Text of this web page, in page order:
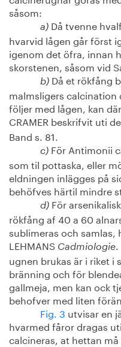
såsom:
a) Då tvenne
hvarvid lågen går först
igenom det öfra, innan
skorstenen, såsom vid
b) Då et rökfång
malmsligers
följer med lågen, kan
CRAMER beskrifvit uti
Band s. 81.
c) För Antimonii
som til pottaska, eller
eldningen inlägges på
behöfves härtil mindre
d) För
rökfång af 40 a 60
sublimeras och samlas,
LEHMANS Cadmiologie
ugnen brukas är i riket
bränning och för
gallmeja, men kan ock
behofver med liten
Fig. 3 utvisar en
hvarmed fåror dragas
calcineras, at hettan